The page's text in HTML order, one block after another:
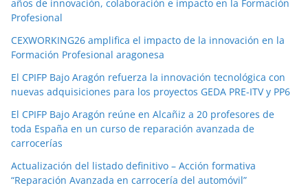
años de innovación, colaboración e impacto en la Formación
Profesional
CEXWORKING26 amplifica el impacto de la innovación en la
Formación Profesional aragonesa
El CPIFP Bajo Aragón refuerza la innovación tecnológica con
nuevas adquisiciones para los proyectos GEDA PRE-ITV y PP6
El CPIFP Bajo Aragón reúne en Alcañiz a 20 profesores de
toda España en un curso de reparación avanzada de
carrocerías
Actualización del listado definitivo – Acción formativa
“Reparación Avanzada en carrocería del automóvil”